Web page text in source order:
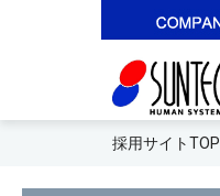
採用サイトTOP